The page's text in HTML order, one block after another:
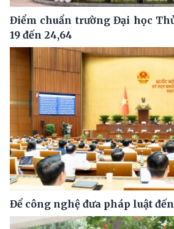
Điểm chuẩn trường Đại học
19 đến 24,64
Để công nghệ đưa pháp luật